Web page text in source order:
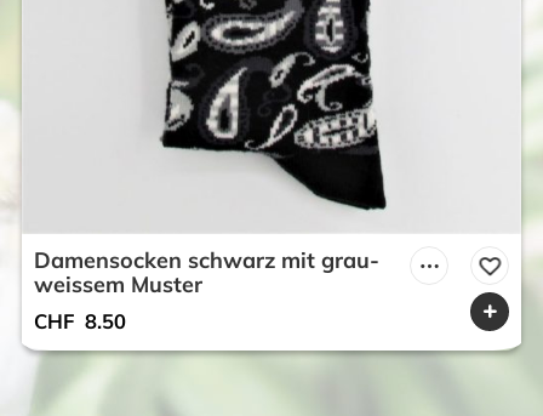
Damensocken schwarz mit grau-
weissem Muster
CHF 8.50